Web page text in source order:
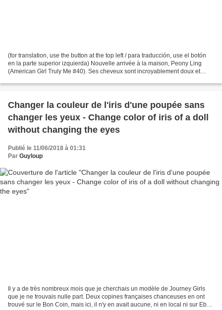
(for translation, use the button at the top left / para traducción, use el botón
en la parte superior izquierda) Nouvelle arrivée à la maison, Peony Ling
(American Girl Truly Me #40). Ses cheveux sont incroyablement doux et
Changer la couleur de l'iris d'une poupée sans
changer les yeux - Change color of iris of a doll
without changing the eyes
Publié le 11/06/2018 à 01:31
Par Guyloup
Il y a de très nombreux mois que je cherchais un modèle de Journey Girls
que je ne trouvais nulle part. Deux copines françaises chanceuses en ont
trouvé sur le Bon Coin, mais ici, il n'y en avait aucune, ni en local ni sur Ebay.